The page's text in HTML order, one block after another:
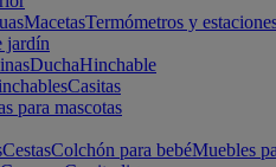
MacetasTermómetros y
jardín
DuchaHinchable
Casitas
para mascotas
CestasColchón para bebéMuebles